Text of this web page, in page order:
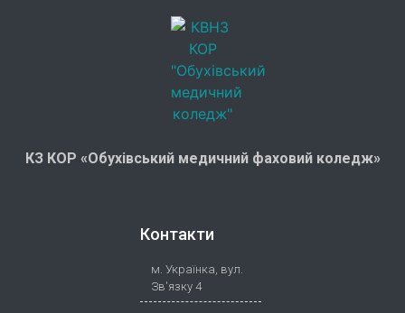
КЗ КОР «Обухівський медичний фаховий коледж»
Контакти
м. Українка, вул.
Зв'язку 4